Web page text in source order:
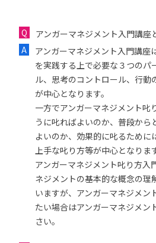
アンガーマネジメント入門講座
アンガーマネジメント入門講座
を実践する上で必要な３つのパ
ル、思考のコントロール、行動
が中心となります。
一方でアンガーマネジメント叱
うに叱ればよいのか、普段から
よいのか、効果的に叱るために
上手な叱り方等が中心となります
アンガーマネジメント叱り方入
ネジメントの基本的な概念の理
いますが、アンガーマネジメン
たい場合はアンガーマネジメン
さい。